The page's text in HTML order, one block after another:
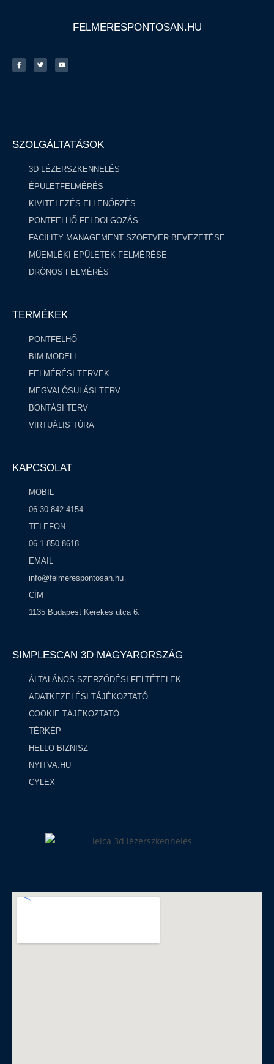
FELMERESPONTOSAN.HU
SZOLGÁLTATÁSOK
3D LÉZERSZKENNELÉS
ÉPÜLETFELMÉRÉS
KIVITELEZÉS ELLENŐRZÉS
PONTFELHŐ FELDOLGOZÁS ​
FACILITY MANAGEMENT SZOFTVER BEVEZETÉSE
MŰEMLÉKI ÉPÜLETEK FELMÉRÉSE
DRÓNOS FELMÉRÉS
TERMÉKEK
PONTFELHŐ
BIM MODELL
FELMÉRÉSI TERVEK
MEGVALÓSULÁSI TERV
BONTÁSI TERV
VIRTUÁLIS TÚRA
KAPCSOLAT
MOBIL
06 30 842 4154
TELEFON
06 1 850 8618
EMAIL
info@felmerespontosan.hu
CÍM
1135 Budapest Kerekes utca 6.
SIMPLESCAN 3D MAGYARORSZÁG​
ÁLTALÁNOS SZERZŐDÉSI FELTÉTELEK
ADATKEZELÉSI TÁJÉKOZTATÓ
COOKIE TÁJÉKOZTATÓ
TÉRKÉP
HELLO BIZNISZ
NYITVA.HU
CYLEX